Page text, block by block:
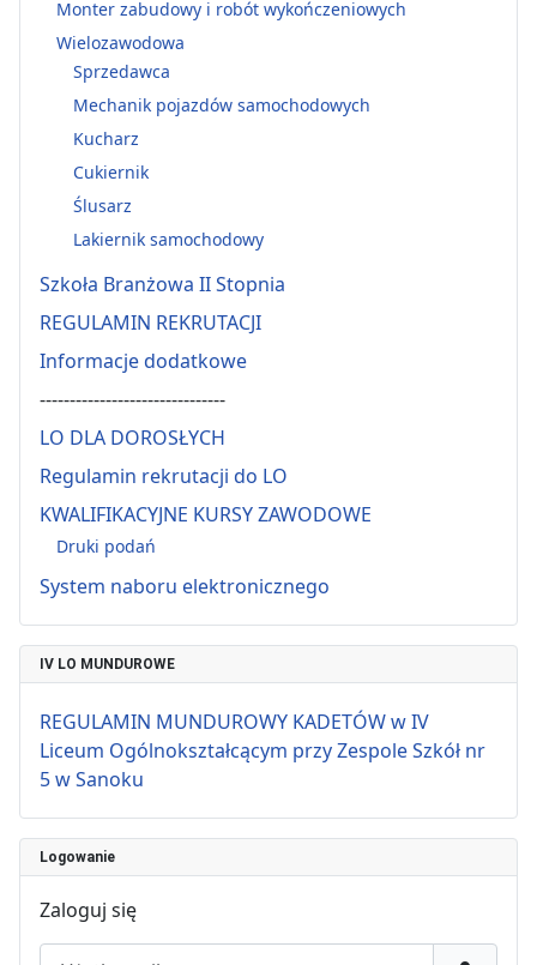
Monter zabudowy i robót wykończeniowych
Wielozawodowa
Sprzedawca
Mechanik pojazdów samochodowych
Kucharz
Cukiernik
Ślusarz
Lakiernik samochodowy
Szkoła Branżowa II Stopnia
REGULAMIN REKRUTACJI
Informacje dodatkowe
-------------------------------
LO DLA DOROSŁYCH
Regulamin rekrutacji do LO
KWALIFIKACYJNE KURSY ZAWODOWE
Druki podań
System naboru elektronicznego
IV LO MUNDUROWE
REGULAMIN MUNDUROWY KADETÓW w IV
Liceum Ogólnokształcącym przy Zespole Szkół nr
5 w Sanoku
Logowanie
Zaloguj się